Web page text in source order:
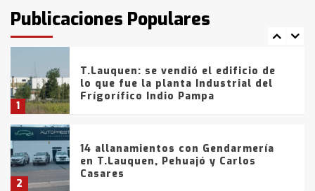
Publicaciones Populares
fueron detenidos por
comercialización de drogas en la
tarde del sábado
1
T.Lauquen: se vendió el edificio de
lo que fue la planta Industrial del
Frígorífico Indio Pampa
2
14 allanamientos con Gendarmería
en T.Lauquen, Pehuajó y Carlos
Casares